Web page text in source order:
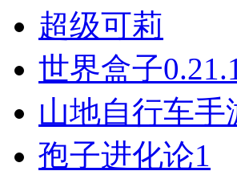
超级可莉
世界盒子0.21.1
山地自行车手
孢子进化论1